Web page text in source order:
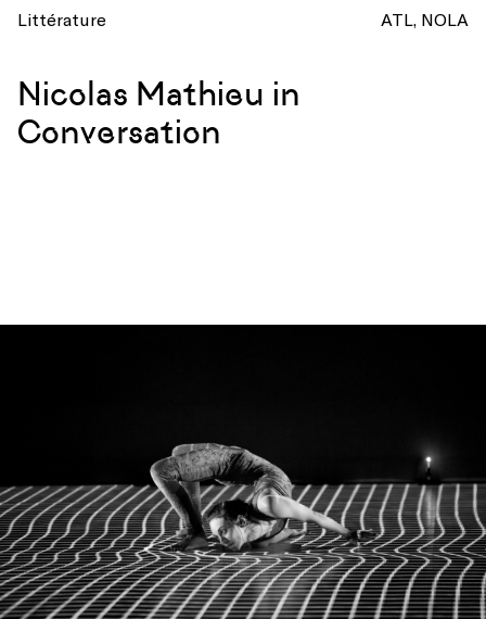
Littérature ATL NOLA
Nicolas Mathieu in
Conversation